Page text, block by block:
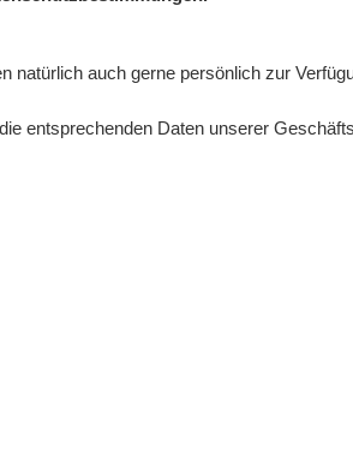
natürlich auch gerne persönlich zur
entsprechenden Daten unserer